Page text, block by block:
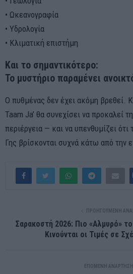
• Ωκεανογραφία
• Υδρολογία
• Κλιματική επιστήμη
Και το σημαντικότερο:
Το μυστήριο παραμένει
Ο πυθμένας δεν έχει ακόμη βρεθεί.
Taam Ja’ θα συνεχίσει να προκαλεί
περιέργεια — και να υπενθυμίζει
Γης βρίσκονται συχνά κάτω από την
ΠΡΟΗΓΟΎΜΕΝΗ
Σαρακοστή 2026: Πιο «Αλμυρό»
Κινούνται οι Τιμές σε
ΕΠΌΜΕΝΗ ΑΝΆΡΤΗΣΗ